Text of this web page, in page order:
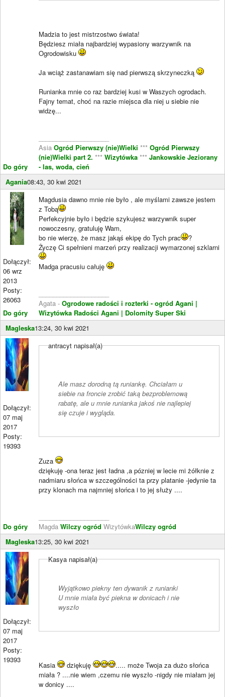
Do góry
Madzia to jest mistrzostwo świata!
Będziesz miała najbardziej wypasiony warzywnik na
Ogrodowisku
Ja wciąż zastanawiam się nad pierwszą skrzyneczką
Runianka mnie co raz bardziej kusi w Waszych ogrodach.
Fajny temat, choć na razie miejsca dla niej u siebie nie
widzę...
Asia Ogród Pierwszy (nie)Wielki *** Ogród Pierwszy
(nie)Wielki part 2. *** Wizytówka *** Jankowskie Jeziorany
- las, woda, cień
Agania08:43, 30 kwi 2021
Dołączył:
06 wrz
2013
Posty:
26063
Do góry
Magdusia dawno mnie nie było , ale myślami zawsze jestem
z Tobą
Perfekcyjnie było i będzie szykujesz warzywnik super
nowoczesny, gratuluję Wam,
bo nie wierzę, że masz jakąś ekipę do Tych prac
?
Życzę Ci spełnieni marzeń przy realizacji wymarzonej szklarni
Madga pracusiu całuję
Agata - Ogrodowe radości i rozterki - ogród Agani |
Wizytówka Radości Agani | Dolomity Super Ski
Magleska13:24, 30 kwi 2021
Dołączył:
07 maj
2017
Posty:
19393
Do góry
antracyt napisał(a)
Ale masz dorodną tą runiankę. Chciałam u
siebie na froncie zrobić taką bezproblemową
rabatę, ale u mnie runianka jakoś nie najlepiej
się czuje i wygląda.
Zuza
dziękuję -ona teraz jest ładna ,a pózniej w lecie mi żółknie z
nadmiaru słońca w szczególności ta przy platanie -jedynie ta
przy klonach ma najmniej słońca i to jej służy ....
Magda Wilczy ogród WizytówkaWilczy ogród
Magleska13:25, 30 kwi 2021
Dołączył:
07 maj
2017
Posty:
19393
Kasya napisał(a)
Wyjątkowo piekny ten dywanik z runianki
U mnie miała być piekna w donicach i nie
wyszło
Kasia dziękuję
..... może Twoja za dużo słońca
miała ? ....nie wiem ,czemu nie wyszło -nigdy nie miałam jej
w donicy ....